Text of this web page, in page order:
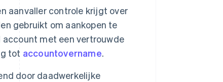
aanvaller controle krijgt over
gebruikt om aankopen te
met een vertrouwde
tot accountovername.
door daadwerkelijke